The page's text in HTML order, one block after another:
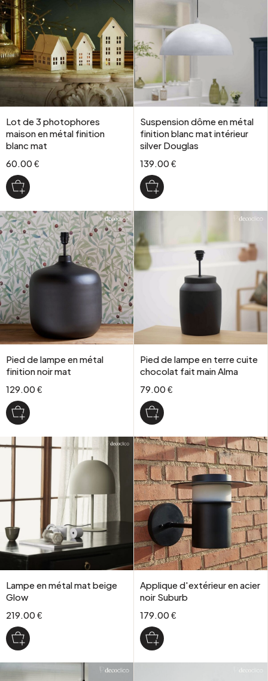
Lot de 3 photophores
maison en métal finition
blanc mat
60.00 €
Suspension dôme en métal
finition blanc mat intérieur
silver Douglas
139.00 €
Pied de lampe en métal
finition noir mat
129.00 €
Pied de lampe en terre cuite
chocolat fait main Alma
79.00 €
Lampe en métal mat beige
Glow
219.00 €
Applique d'extérieur en acier
noir Suburb
179.00 €